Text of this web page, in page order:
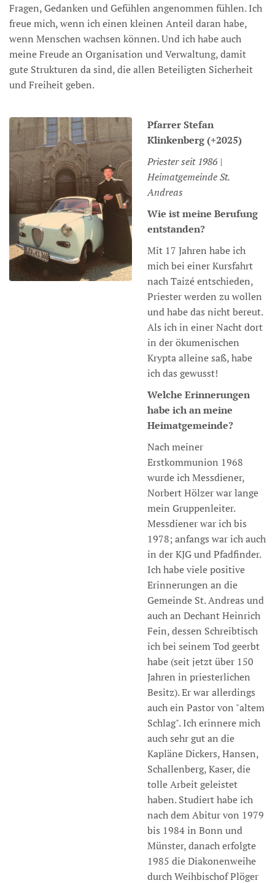
Fragen, Gedanken und Gefühlen angenommen fühlen. Ich
freue mich, wenn ich einen kleinen Anteil daran habe,
wenn Menschen wachsen können. Und ich habe auch
meine Freude an Organisation und Verwaltung, damit
gute Strukturen da sind, die allen Beteiligten Sicherheit
und Freiheit geben.
PfarrerStefan
Klinkenberg (+2025)
Priester seit 1986 |
Heimatgemeinde St.
Andreas
Wie ist meine Berufung
entstanden?
Mit 17 Jahren habe ich
mich bei einer Kursfahrt
nach Taizé entschieden,
Priester werden zu wollen
und habe das nicht bereut.
Als ich in einer Nacht dort
in der ökumenischen
Krypta alleine saß, habe
ich das gewusst!
Welche Erinnerungen
habe ich an meine
Heimatgemeinde?
Nach meiner
Erstkommunion 1968
wurde ich Messdiener,
Norbert Hölzer war lange
mein Gruppenleiter.
Messdiener war ich bis
1978; anfangs war ich auch
in der KJG und Pfadfinder.
Ich habe viele positive
Erinnerungen an die
Gemeinde St. Andreas und
auch an Dechant Heinrich
Fein, dessen Schreibtisch
ich bei seinem Tod geerbt
habe (seit jetzt über 150
Jahren in priesterlichen
Besitz). Er war allerdings
auch ein Pastor von "altem
Schlag". Ich erinnere mich
auch sehr gut an die
Kapläne Dickers, Hansen,
Schallenberg, Kaser, die
tolle Arbeit geleistet
haben. Studiert habe ich
nach dem Abitur von 1979
bis 1984 in Bonn und
Münster, danach erfolgte
1985 die Diakonenweihe
durch Weihbischof Plöger